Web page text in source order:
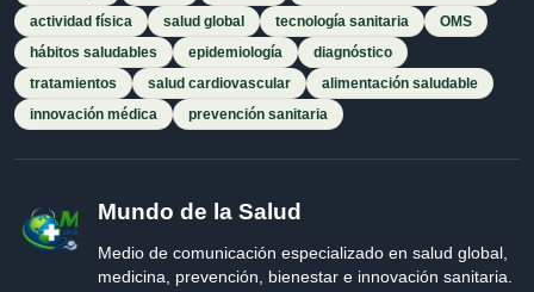
actividad física
salud global tecnología sanitaria
OMS
hábitos saludables
epidemiología
diagnóstico
tratamientos
salud cardiovascular
alimentación saludable
innovación médica
prevención sanitaria
Mundo de la Salud
Medio de comunicación especializado en salud global,
medicina, prevención, bienestar e innovación sanitaria.